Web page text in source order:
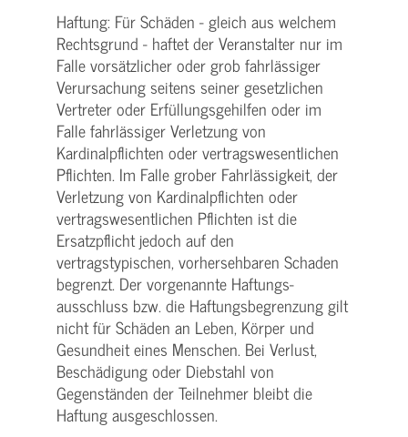
Haftung: Für Schäden - gleich aus welchem
Rechtsgrund - haftet der Veranstalter nur im
Falle vorsätzlicher oder grob fahrlässiger
Verursachung seitens seiner gesetzlichen
Vertreter oder Erfüllungsgehilfen oder im
Falle fahrlässiger Verletzung von
Kardinalpflichten oder vertrags­wesentlichen
Pflichten. Im Falle grober Fahrlässigkeit, der
Verletzung von Kardinalpflichten oder
vertrags­wesentlichen Pflichten ist die
Ersatzpflicht jedoch auf den
vertragstypischen, vorhersehbaren Schaden
begrenzt. Der vorgenannte Haftungs­
ausschluss bzw. die Haftungs­begrenzung gilt
nicht für Schäden an Leben, Körper und
Gesundheit eines Menschen. Bei Verlust,
Beschädigung oder Diebstahl von
Gegenständen der Teilnehmer bleibt die
Haftung ausgeschlossen.